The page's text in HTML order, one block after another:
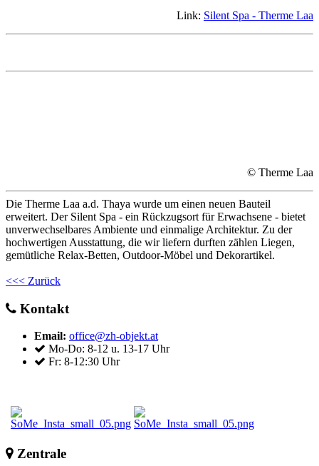
Link: Silent Spa - Therme Laa
© Therme Laa
Die Therme Laa a.d. Thaya wurde um einen neuen Bauteil
erweitert. Der Silent Spa - ein Rückzugsort für Erwachsene - bietet
unverwechselbares Ambiente und einmalige Architektur. Zu der
hochwertigen Ausstattung, die wir liefern durften zählen Liegen,
gemütliche Relax-Betten, Outdoor-Möbel und Dekorartikel.
<<< Zurück
Kontakt
Email: office@zh-objekt.at
Mo-Do: 8-12 u. 13-17 Uhr
Fr: 8-12:30 Uhr
Zentrale